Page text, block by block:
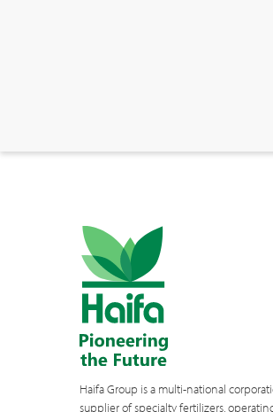
Haifa Group is a multi-national
supplier of specialty fertilizers,